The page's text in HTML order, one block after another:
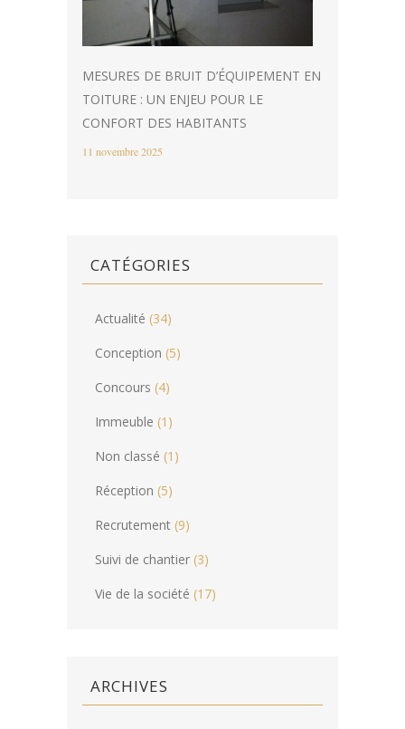
MESURES DE BRUIT D’ÉQUIPEMENT EN
TOITURE : UN ENJEU POUR LE
CONFORT DES HABITANTS
11 novembre 2025
CATÉGORIES
Actualité (34)
Conception (5)
Concours (4)
Immeuble (1)
Non classé (1)
Réception (5)
Recrutement (9)
Suivi de chantier (3)
Vie de la société (17)
ARCHIVES